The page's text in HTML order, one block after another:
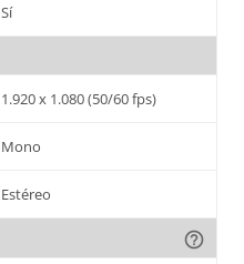
Sí
1.920 x 1.080 (50/60 fps)
Mono
Estéreo
help_outline